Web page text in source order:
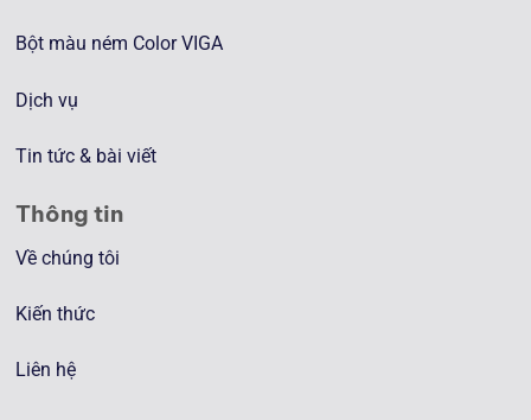
Bột màu ném Color VIGA
Dịch vụ
Tin tức & bài viết
Thông tin
Về chúng tôi
Kiến thức
Liên hệ